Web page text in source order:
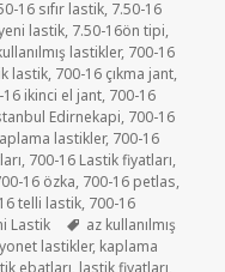
16 sıfır lastik, 7.50-16
lastik, 7.50-16ön tipi,
lastikler, 700-16
lastik, 700-16 çıkma jant,
16 ikinci el jant, 700-16
Edirnekapi, 700-16
lastikler, 700-16
, 700-16 Lastik fiyatları,
16 özka, 700-16 petlas,
telli lastik, 700-16
Lastik Etiketler
az kullanılmış
lastikler, kaplama
ebatları, lastik fiyatları,